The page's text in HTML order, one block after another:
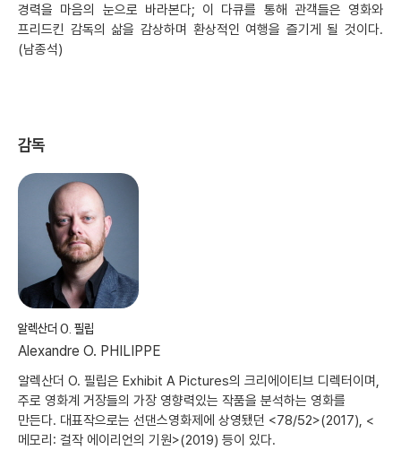
경력을 마음의 눈으로 바라본다; 이 다큐를 통해 관객들은 영화와
프리드킨 감독의 삶을 감상하며 환상적인 여행을 즐기게 될 것이다.
(남종석)
감독
알렉산더 O. 필립
Alexandre O. PHILIPPE
알렉산더 O. 필립은 Exhibit A Pictures의 크리에이티브 디렉터이며,
주로 영화계 거장들의 가장 영향력있는 작품을 분석하는 영화를
만든다. 대표작으로는 선댄스영화제에 상영됐던 <78/52>(2017), <
메모리: 걸작 에이리언의 기원>(2019) 등이 있다.